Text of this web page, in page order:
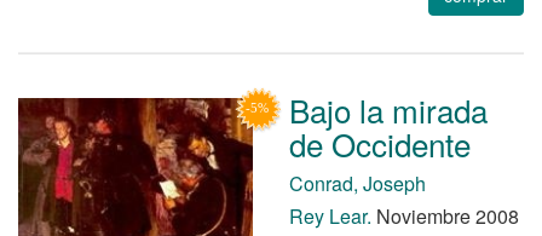
Bajo la mirada
de Occidente
Conrad, Joseph
Rey Lear. Noviembre 2008